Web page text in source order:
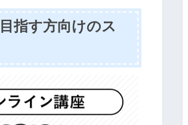
指す方向けのス